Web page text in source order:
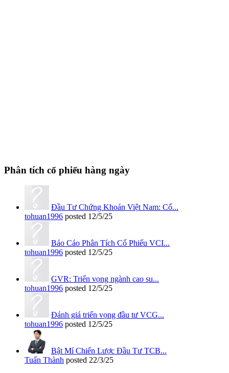
Phân tích cổ phiếu hàng ngày
Đầu Tư Chứng Khoán Việt Nam: Cổ...
tohuan1996 posted 12/5/25
Báo Cáo Phân Tích Cổ Phiếu VCI...
tohuan1996 posted 12/5/25
GVR: Triển vọng ngành cao su...
tohuan1996 posted 12/5/25
Đánh giá triển vọng đầu tư VCG...
tohuan1996 posted 12/5/25
Bật Mí Chiến Lược Đầu Tư TCB...
Tuấn Thành posted 22/3/25